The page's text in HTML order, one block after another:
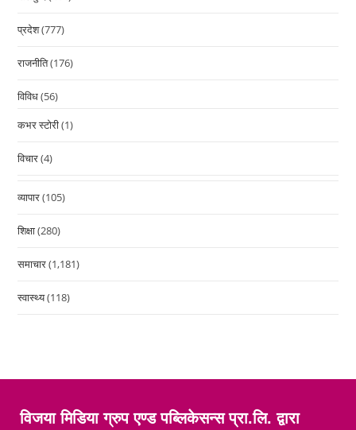
प्रदेश(777)
राजनीति(176)
विविध(56)
कभर स्टोरी(1)
विचार(4)
व्यापार(105)
शिक्षा(280)
समाचार(1,181)
स्वास्थ्य(118)
विजया मिडिया ग्रुप एण्ड पब्लिकेसन्स प्रा.लि. द्वारा